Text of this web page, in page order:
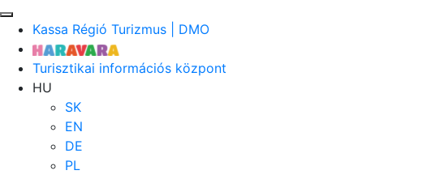
Kassa Régió Turizmus | DMO
Turisztikai információs központ
HU
SK
EN
DE
PL